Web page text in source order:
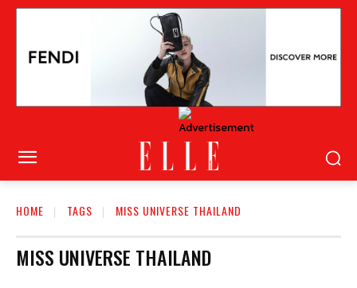
HOME TAGS MISS UNIVERSE THAILAND
MISS UNIVERSE THAILAND